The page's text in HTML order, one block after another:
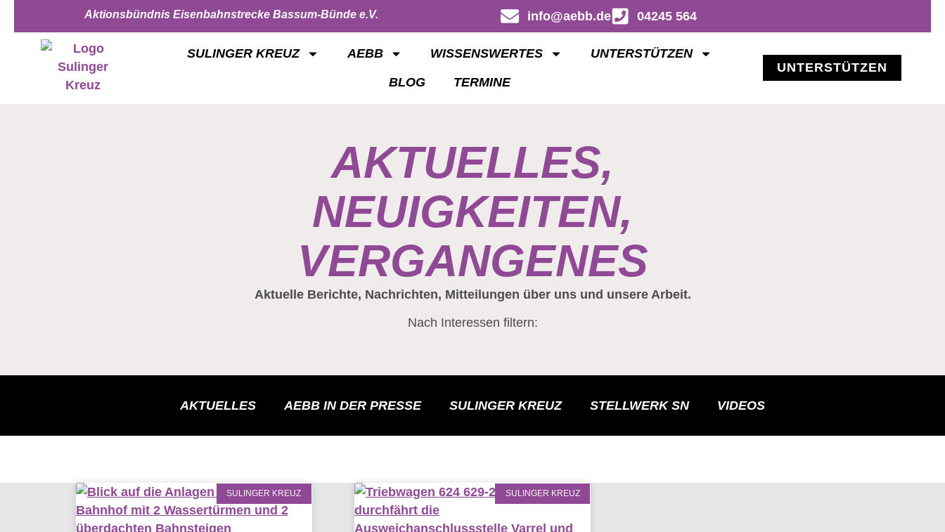
Aktionsbündnis Eisenbahnstrecke Bassum-Bünde e.V. info@aebb.de 04245 564
SULINGER KREUZ AEBB WISSENSWERTES UNTERSTÜTZEN
BLOG TERMINE
UNTERSTÜTZEN
AKTUELLES,
NEUIGKEITEN,
VERGANGENES
Aktuelle Berichte, Nachrichten, Mitteilungen über uns und unsere Arbeit.
Nach Interessen filtern:
AKTUELLES AEBB IN DER PRESSE SULINGER KREUZ STELLWERK SN VIDEOS
SULINGER KREUZ SULINGER KREUZ